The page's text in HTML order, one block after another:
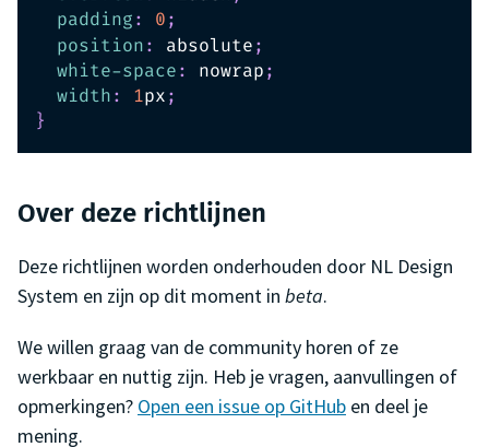
padding : 0 ;
position : absolute ;
white-space : nowrap ;
width : 1px ;
}
Over deze richtlijnen
Deze richtlijnen worden onderhouden door NL Design
System en zijn op dit moment in beta.
We willen graag van de community horen of ze
werkbaar en nuttig zijn. Heb je vragen, aanvullingen of
opmerkingen? Open een issue op GitHub en deel je
mening.